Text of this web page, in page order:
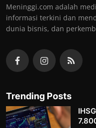
Meninggi.com adalah
informasi terkini dan
dunia bisnis, dan
Trending Posts